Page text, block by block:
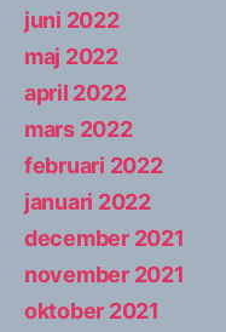
juni 2022
maj 2022
april 2022
mars 2022
februari 2022
januari 2022
december 2021
november 2021
oktober 2021